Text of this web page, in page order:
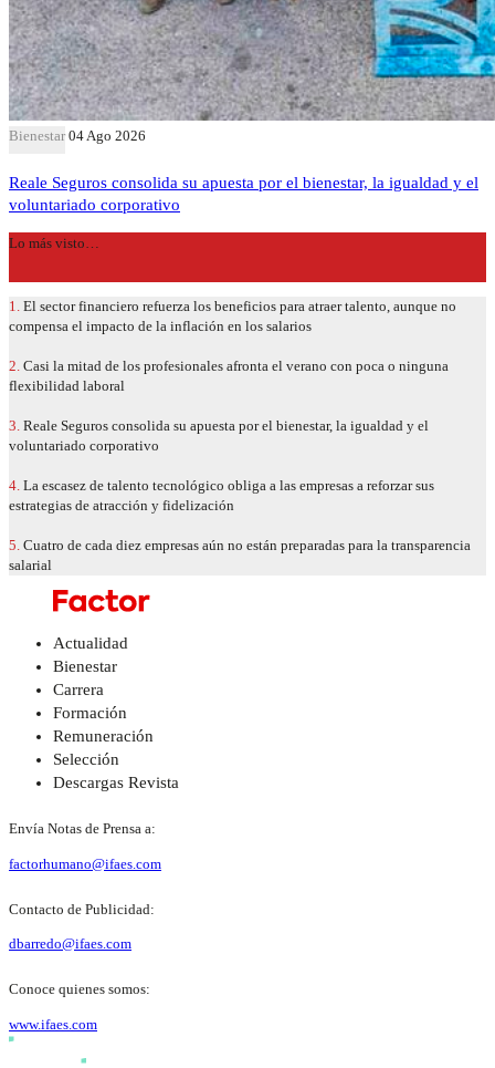
Bienestar 04 Ago 2026
Reale Seguros consolida su apuesta por el bienestar, la igualdad y el
voluntariado corporativo
Lo más visto…
1. El sector financiero refuerza los beneficios para atraer talento, aunque no
compensa el impacto de la inflación en los salarios
2. Casi la mitad de los profesionales afronta el verano con poca o ninguna
flexibilidad laboral
3. Reale Seguros consolida su apuesta por el bienestar, la igualdad y el
voluntariado corporativo
4. La escasez de talento tecnológico obliga a las empresas a reforzar sus
estrategias de atracción y fidelización
5. Cuatro de cada diez empresas aún no están preparadas para la transparencia
salarial
Actualidad
Bienestar
Carrera
Formación
Remuneración
Selección
Descargas Revista
Envía Notas de Prensa a:
factorhumano@ifaes.com
Contacto de Publicidad:
dbarredo@ifaes.com
Conoce quienes somos:
www.ifaes.com